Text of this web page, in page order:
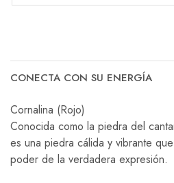
CONECTA CON SU ENERGÍA
Cornalina (Rojo)
Conocida como la piedra del
es una piedra cálida y vibrante
poder de la verdadera expresión.